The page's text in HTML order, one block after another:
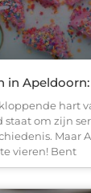
in
hart
staat om zijn
Maar
vieren! Bent